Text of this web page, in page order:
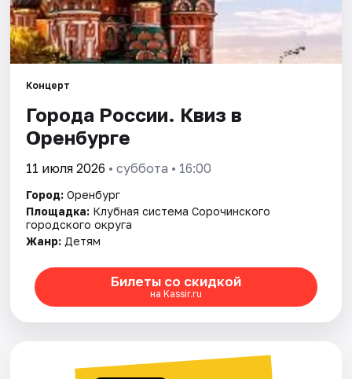
Спорт
События
Города
Площадки
Рейтинги
Концерт
Города России. Квиз в
Оренбурге
11 июля 2026 • суббота • 16:00
Город: Оренбург
Площадка: Клубная система Сорочинского
городского округа
Жанр: Детям
Билеты со скидкой
на Kassir.ru